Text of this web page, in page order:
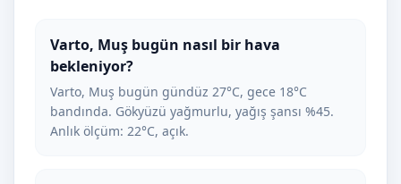
Varto, Muş bugün nasıl bir hava
bekleniyor?
Varto, Muş bugün gündüz 27°C, gece 18°C
bandında. Gökyüzü yağmurlu, yağış şansı %45.
Anlık ölçüm: 22°C, açık.